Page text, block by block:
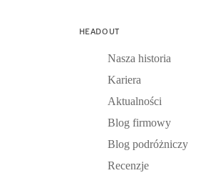
HEADOUT
Nasza historia
Kariera
Aktualności
Blog firmowy
Blog podróżniczy
Recenzje